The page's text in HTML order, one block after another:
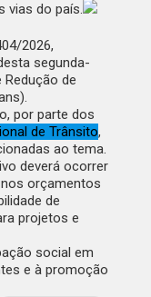
vias do país.
2026,
segunda-
de
por parte dos
de Trânsito,
ao tema.
deverá ocorrer
orçamentos
de
projetos e
social em
e à promoção